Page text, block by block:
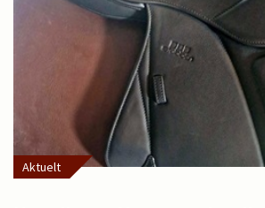
Aktuelt